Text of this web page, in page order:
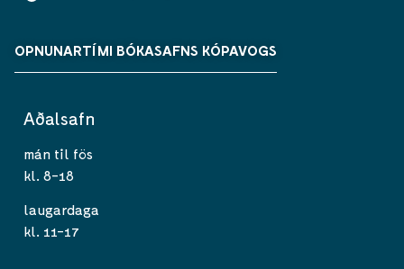
OPNUNARTÍMI BÓKASAFNS KÓPAVOGS
Aðalsafn
mán til fös
kl. 8-18
laugardaga
kl. 11-17